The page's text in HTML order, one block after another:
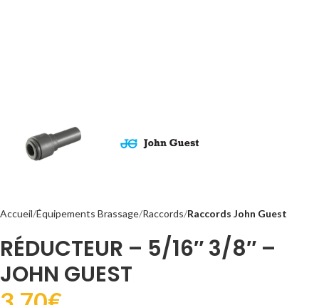
Accueil Équipements Brassage Raccords Raccords John Guest
RÉDUCTEUR – 5/16″ 3/8″ –
JOHN GUEST